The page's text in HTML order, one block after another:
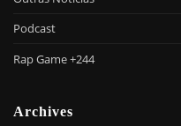
Podcast
Rap Game +244
Archives